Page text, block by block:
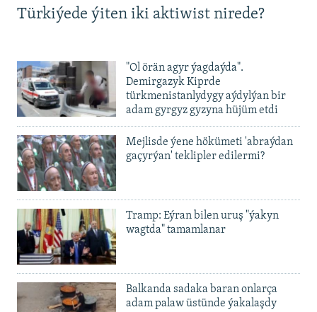
720p 1080p
240p
1080p
Türkiýede ýiten iki aktiwist nirede?
"Ol örän agyr ýagdaýda".
Demirgazyk Kiprde
türkmenistanlydygy aýdylýan bir
adam gyrgyz gyzyna hüjüm etdi
Mejlisde ýene hökümeti 'abraýdan
gaçyrýan' teklipler edilermi?
Tramp: Eýran bilen uruş "ýakyn
wagtda" tamamlanar
Balkanda sadaka baran onlarça
adam palaw üstünde ýakalaşdy